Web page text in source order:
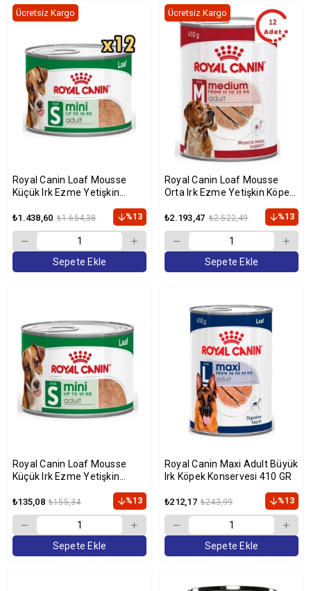
Royal Canin Loaf Mousse
Küçük Irk Ezme Yetişkin
Adet
₺1.438,60 ₺1.654,38 %13
Ücretsiz Kargo
Sepete Ekle
Royal Canin Loaf Mousse
Orta Irk Ezme Yetişkin Köpek
₺2.193,47 ₺2.522,49 %13
Ücretsiz Kargo
Sepete Ekle
Royal Canin Loaf Mousse
Küçük Irk Ezme Yetişkin
₺135,08 ₺155,34 %13
Sepete Ekle
Royal Canin Maxi Adult Büyük
Irk Köpek Konservesi 410 GR
₺212,17 ₺243,99 %13
Sepete Ekle